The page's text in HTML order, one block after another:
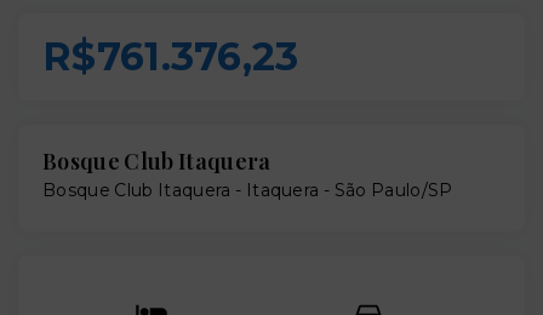
R$761.376,23
Bosque Club Itaquera
Bosque Club Itaquera - Itaquera - São Paulo/SP